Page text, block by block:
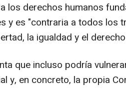
los derechos humanos
y es "contraria a todos los
la igualdad y el
que incluso podría
y, en concreto, la propia